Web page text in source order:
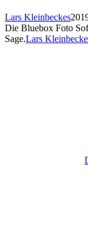
Lars Kleinbeckes
Die Bluebox Foto
Sage.Lars